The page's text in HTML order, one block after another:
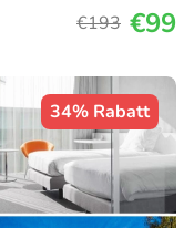
€193 €99
34% Rabatt